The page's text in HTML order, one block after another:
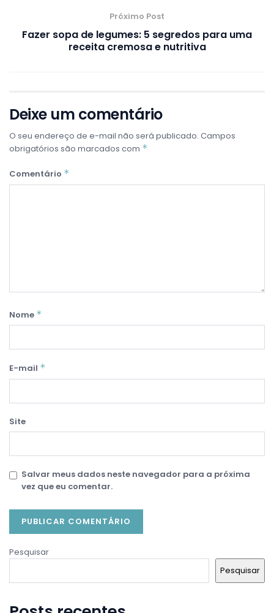
Próximo Post
Fazer sopa de legumes: 5 segredos para uma
receita cremosa e nutritiva
Deixe um comentário
O seu endereço de e-mail não será publicado. Campos
obrigatórios são marcados com *
Comentário *
Nome *
E-mail *
Site
Salvar meus dados neste navegador para a próxima
vez que eu comentar.
Pesquisar
Pesquisar